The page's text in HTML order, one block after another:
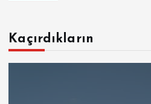
Kaçırdıkların